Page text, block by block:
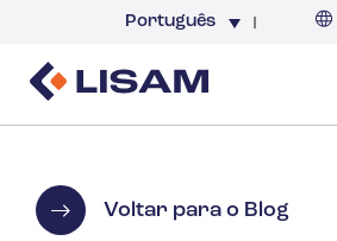
Português
Voltar para o Blog